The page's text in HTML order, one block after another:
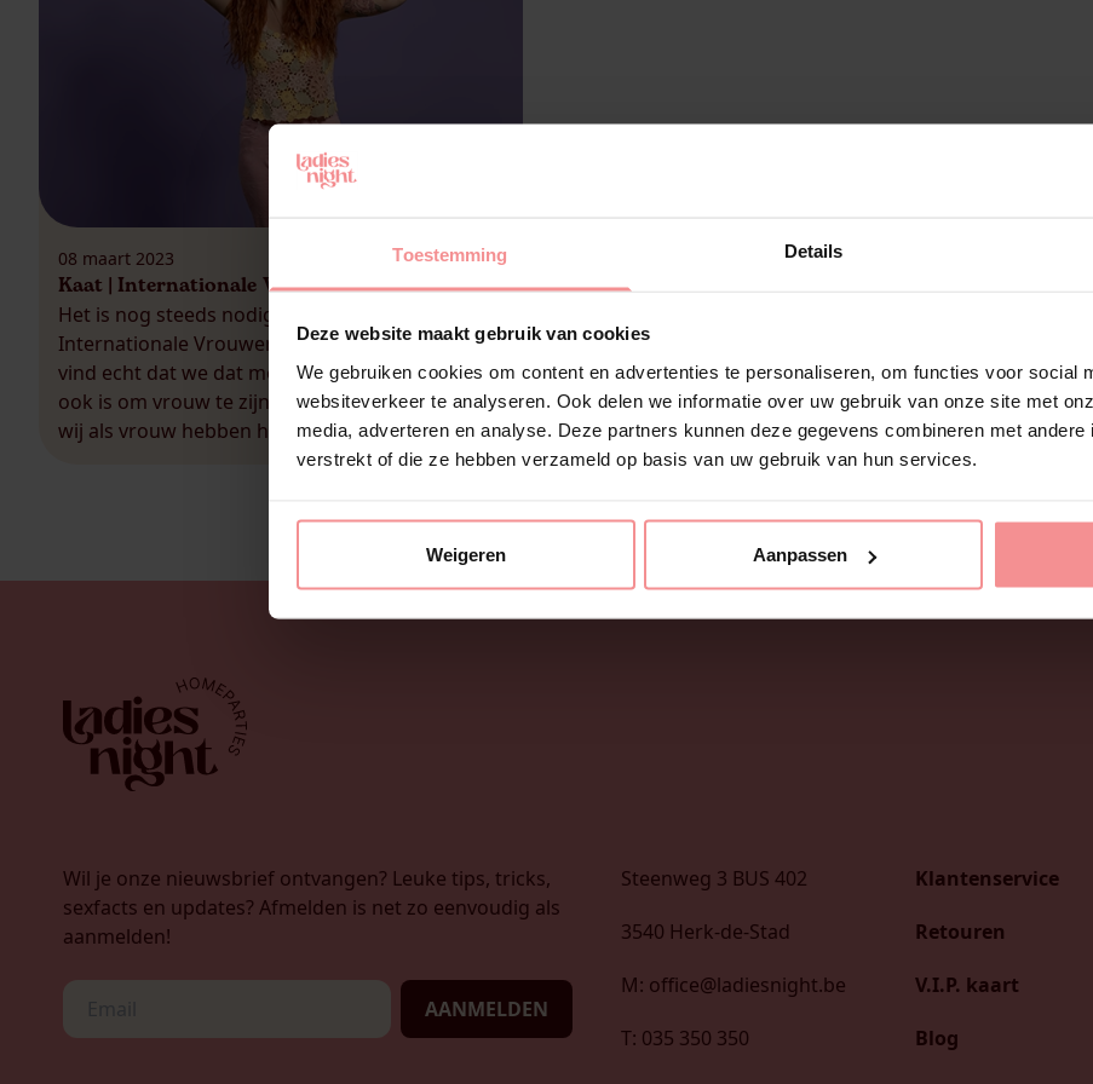
Toestemming Details
Deze website maakt gebruik van cookies
We gebruiken cookies om content en advertenties te personaliseren, om functies voor social
websiteverkeer te analyseren. Ook delen we informatie over uw gebruik van onze site met
media, adverteren en analyse. Deze partners kunnen deze gegevens combineren met
verstrekt of die ze hebben verzameld op basis van uw gebruik van hun services.
Weigeren Aanpassen
08 maart 2023
Kaat | Internationale Vrouwendag!
Het is nog steeds nodig! Het is vandaag
Internationale Vrouwendag! Feest! Want ja, ik
vind echt dat we dat moeten vieren. Hoe fijn het
ook is om vrouw te zijn (dat vind ik in elk geval),
wij als vrouw hebben het nog steeds zwaarder
dan de man. En zolang er ongelijkheid is, is er
Wil je onze nieuwsbrief ontvangen? Leuke tips, tricks,
sexfacts en updates? Afmelden is net zo eenvoudig als
aanmelden!
AANMELDEN
Steenweg 3 BUS 402
3540 Herk-de-Stad
M: office@ladiesnight.be
T: 035 350 350
Klantenservice
Retouren
V.I.P. kaart
Blog